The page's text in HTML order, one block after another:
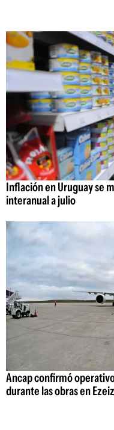
Inflación en Uruguay se
interanual a julio
Ancap confirmó
durante las obras en